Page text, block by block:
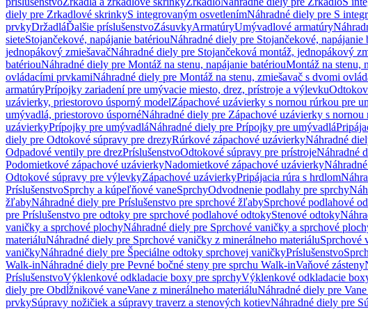
diely pre Zrkadlové skrinkyS integrovaným osvetlenímNáhradné diely pre S
prvkyDržadláĎalšie príslušenstvoZásuvkyArmatúryUmývadlové armatúry
sieteStojančekové, napájanie batériouNáhradné diely pre Stojančekové, napájanie
jednopákový zmiešavačNáhradné diely pre Stojančeková montáž, jednopákový
batériouNáhradné diely pre Montáž na stenu, napájanie batériouMontáž na stenu,
ovládacími prvkamiNáhradné diely pre Montáž na stenu, zmiešavač s dvomi
armatúryPrípojky zariadení pre umývacie miesto, drez, prístroje a výlevku
uzávierky, priestorovo úsporný modelZápachové uzávierky s nornou rúrkou pre
umývadlá, priestorovo úspornéNáhradné diely pre Zápachové uzávierky s
uzávierkyPrípojky pre umývadláNáhradné diely pre Prípojky pre umývadlá
diely pre Odtokové súpravy pre drezyRúrkové zápachové uzávierkyNáhradné
Odpadové ventily pre drezPríslušenstvoOdtokové súpravy pre prístrojeNáhradné
Podomietkové zápachové uzávierkyNadomietkové zápachové uzávierky
Odtokové súpravy pre výlevkyZápachové uzávierkyPripájacia rúra s hrdlom
PríslušenstvoSprchy a kúpeľňové vaneSprchyOdvodnenie podlahy pre sprchy
žľabyNáhradné diely pre Príslušenstvo pre sprchové žľabySprchové podlahové
pre Príslušenstvo pre odtoky pre sprchové podlahové odtokyStenové odtoky
vaničky a sprchové plochyNáhradné diely pre Sprchové vaničky a sprchové
materiáluNáhradné diely pre Sprchové vaničky z minerálneho materiáluSprchové
vaničkyNáhradné diely pre Špeciálne odtoky sprchovej vaničkyPríslušenstvo
Walk-inNáhradné diely pre Pevné bočné steny pre sprchu Walk-inVaňové zásteny
PríslušenstvoVýklenkové odkladacie boxy pre sprchyVýklenkové odkladacie
diely pre Obdĺžnikové vaneVane z minerálneho materiáluNáhradné diely pre
prvkySúpravy nožičiek a súpravy traverz a stenových kotievNáhradné diely pre